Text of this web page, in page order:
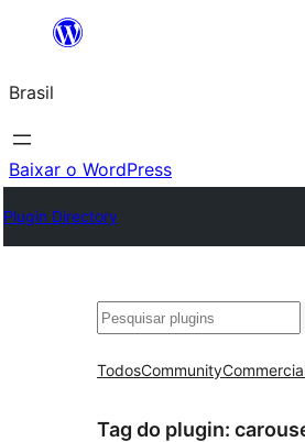
o
conteúdo
Brasil
Baixar o WordPress
Plugin Directory
Pesquisar
TodosCommunity
Tag do plugin: